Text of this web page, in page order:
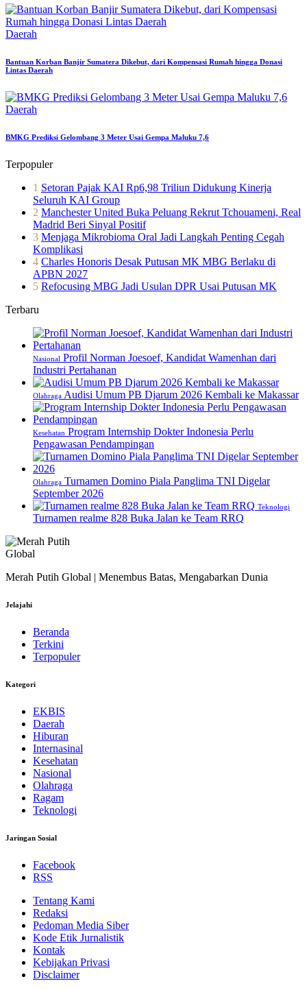
Daerah
Bantuan Korban Banjir Sumatera Dikebut, dari Kompensasi Rumah hingga Donasi
Lintas Daerah
Daerah
BMKG Prediksi Gelombang 3 Meter Usai Gempa Maluku 7,6
Terpopuler
1 Setoran Pajak KAI Rp6,98 Triliun Didukung Kinerja
Seluruh KAI Group
2 Manchester United Buka Peluang Rekrut Tchouameni, Real
Madrid Beri Sinyal Positif
3 Menjaga Mikrobioma Oral Jadi Langkah Penting Cegah
Komplikasi
4 Charles Honoris Desak Putusan MK MBG Berlaku di
APBN 2027
5 Refocusing MBG Jadi Usulan DPR Usai Putusan MK
Terbaru
Nasional Profil Norman Joesoef, Kandidat Wamenhan dari
Industri Pertahanan
Olahraga Audisi Umum PB Djarum 2026 Kembali ke Makassar
Kesehatan Program Internship Dokter Indonesia Perlu
Pengawasan Pendampingan
Olahraga Turnamen Domino Piala Panglima TNI Digelar
September 2026
Teknologi
Turnamen realme 828 Buka Jalan ke Team RRQ
Merah Putih Global | Menembus Batas, Mengabarkan Dunia
Jelajahi
Beranda
Terkini
Terpopuler
Kategori
EKBIS
Daerah
Hiburan
Internasinal
Kesehatan
Nasional
Olahraga
Ragam
Teknologi
Jaringan Sosial
Facebook
RSS
Tentang Kami
Redaksi
Pedoman Media Siber
Kode Etik Jurnalistik
Kontak
Kebijakan Privasi
Disclaimer